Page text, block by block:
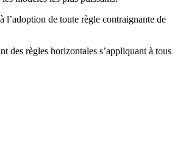
l’adoption de toute règle contraignante de
des règles horizontales s’appliquant à tous